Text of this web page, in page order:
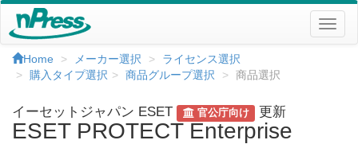
Home メーカー選択
ライセンス選択
購入タイプ選択
商品グループ選択 商品選択
イーセットジャパン ESET 官公庁向け 更新
ESET PROTECT Enterprise